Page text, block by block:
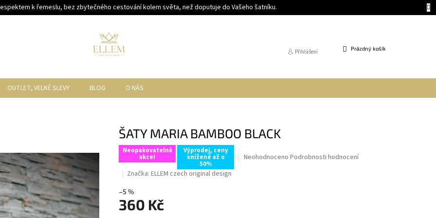
k řemeslu, bez zbytečného cestování kolem světa, než doputuje do Vašeho šatníku.
Přihlášení
NÁKUPNÍ
Prázdný košík
OUTLET, VELKÉ SLEVY BLOG O NÁS
ŠATY MARIA BAMBOO BLACK
Neopakovatelná
akce!
Výprodej, ceny
snížené až o
50%
Průměrné
Neohodnoceno Podrobnosti hodnocení
Značka: ELLEM czech original design
–5 %
360 Kč